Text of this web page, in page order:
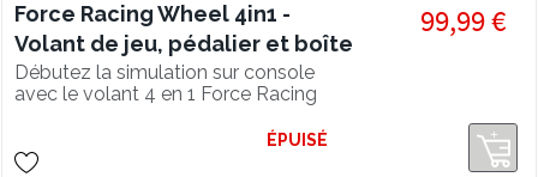
Force Racing Wheel 4in1 -
Volant de jeu, pédalier et boîte
de vitesse intégrée
Débutez la simulation sur console
avec le volant 4 en 1 Force Racing
99,99 €
ÉPUISÉ